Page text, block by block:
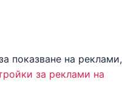
показване на реклами,
за реклами на